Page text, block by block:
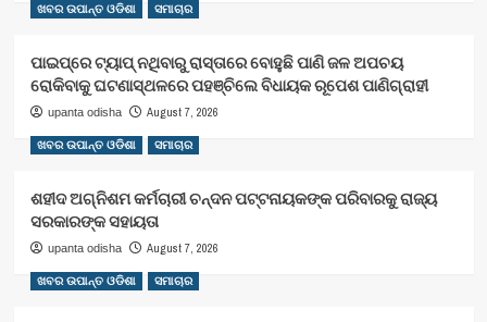
ଖବର ଉପାନ୍ତ ଓଡିଶା ସମାଚାର
ପାଇପ୍‌ରେ ଟ୍ୟାପ୍‌ ନଥିବାରୁ ରାସ୍ତାରେ ବୋହୁଛି ପାଣି ଜଳ ଅପଚୟ
ରୋକିବାକୁ ଘଟଣାସ୍ଥଳରେ ପହଞ୍ଚିଲେ ବିଧାୟକ ରୂପେଶ ପାଣିଗ୍ରାହୀ
upanta odisha August 7, 2026
ଖବର ଉପାନ୍ତ ଓଡିଶା ସମାଚାର
ଶହୀଦ ଅଗ୍ନିଶମ କର୍ମଚାରୀ ଚନ୍ଦନ ପଟ୍ଟନାୟକଙ୍କ ପରିବାରକୁ ରାଜ୍ୟ
ସରକାରଙ୍କ ସହାୟତା
upanta odisha August 7, 2026
ଖବର ଉପାନ୍ତ ଓଡିଶା ସମାଚାର